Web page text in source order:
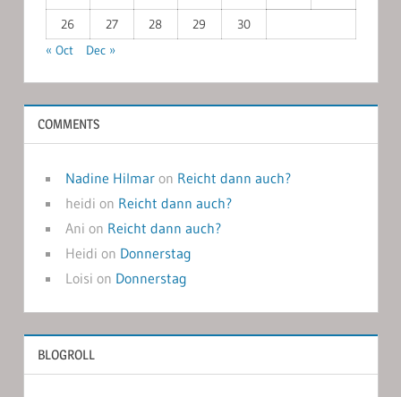
26
27 28 29
30
« Oct
Dec »
COMMENTS
Nadine Hilmaron Reicht dann auch?
heidi on Reicht dann auch?
Ani on Reicht dann auch?
Heidi on Donnerstag
Loisi on Donnerstag
BLOGROLL